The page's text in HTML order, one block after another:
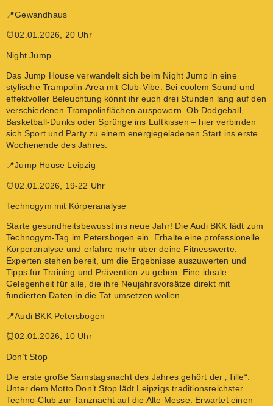
📍Gewandhaus
⏰02.01.2026, 20 Uhr
Night Jump
Das Jump House verwandelt sich beim Night Jump in eine
stylische Trampolin-Area mit Club-Vibe. Bei coolem Sound und
effektvoller Beleuchtung könnt ihr euch drei Stunden lang auf den
verschiedenen Trampolinflächen auspowern. Ob Dodgeball,
Basketball-Dunks oder Sprünge ins Luftkissen – hier verbinden
sich Sport und Party zu einem energiegeladenen Start ins erste
Wochenende des Jahres.
📍Jump House Leipzig
⏰02.01.2026, 19-22 Uhr
Technogym mit Körperanalyse
Starte gesundheitsbewusst ins neue Jahr! Die Audi BKK lädt zum
Technogym-Tag im Petersbogen ein. Erhalte eine professionelle
Körperanalyse und erfahre mehr über deine Fitnesswerte.
Experten stehen bereit, um die Ergebnisse auszuwerten und
Tipps für Training und Prävention zu geben. Eine ideale
Gelegenheit für alle, die ihre Neujahrsvorsätze direkt mit
fundierten Daten in die Tat umsetzen wollen.
📍Audi BKK Petersbogen
⏰02.01.2026, 10 Uhr
Don’t Stop
Die erste große Samstagsnacht des Jahres gehört der „Tille“.
Unter dem Motto Don’t Stop lädt Leipzigs traditionsreichster
Techno-Club zur Tanznacht auf die Alte Messe. Erwartet einen